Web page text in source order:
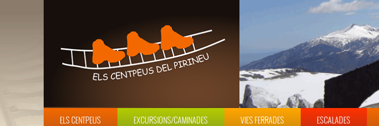
ELS CENTPEUS EXCURSIONS/CAMINADES VIES FERRADES ESCALADES